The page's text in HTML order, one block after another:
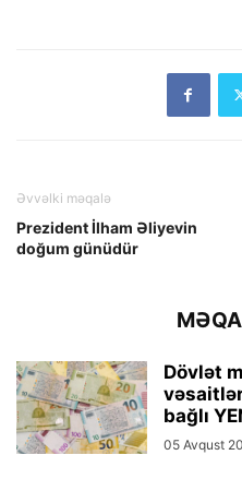
Əvvəlki məqalə
Prezident İlham Əliyevin
doğum günüdür
Dövlət
bağlı
05 Avqust